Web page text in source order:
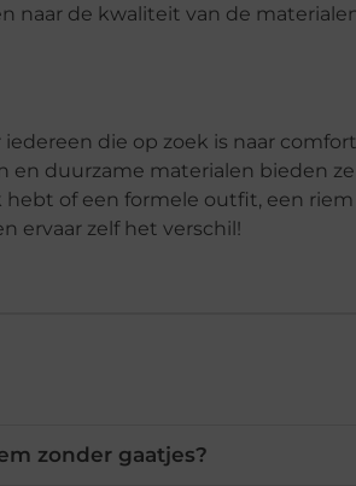
de kwaliteit van de
die op zoek is naar
en duurzame materialen bieden
hebt of een formele outfit, een
ervaar zelf het verschil!
zonder gaatjes?